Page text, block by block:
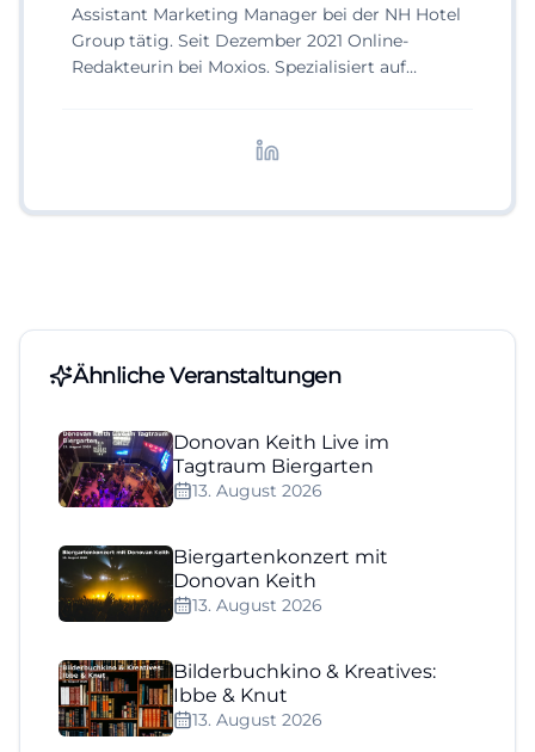
Assistant Marketing Manager bei der NH Hotel
Group tätig. Seit Dezember 2021 Online-
Redakteurin bei Moxios. Spezialisiert auf
Ähnliche Veranstaltungen
Donovan Keith Live im
Tagtraum Biergarten
13. August 2026
Biergartenkonzert mit
Donovan Keith
13. August 2026
Bilderbuchkino & Kreatives:
Ibbe & Knut
13. August 2026